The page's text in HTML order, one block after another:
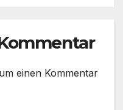
einen Kommentar